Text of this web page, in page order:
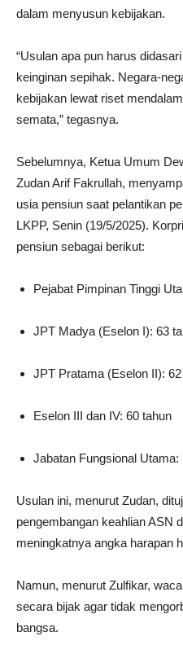
dalam menyusun kebijakan.
“Usulan apa pun harus
keinginan sepihak. Negara-
kebijakan lewat riset
semata,” tegasnya.
Sebelumnya, Ketua Umum
Zudan Arif Fakrullah,
usia pensiun saat pelantikan
LKPP, Senin (19/5/2025).
pensiun sebagai berikut:
Pejabat Pimpinan Tinggi
JPT Madya (Eselon I): 63
JPT Pratama (Eselon II):
Eselon III dan IV: 60 tahun
Jabatan Fungsional Utama:
Usulan ini, menurut Zudan,
pengembangan keahlian ASN
meningkatnya angka harapan
Namun, menurut Zulfikar,
secara bijak agar tidak
bangsa.